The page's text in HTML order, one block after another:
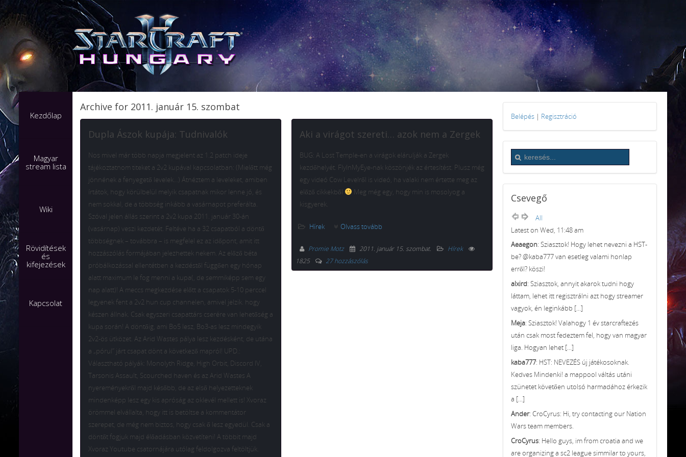
Kezdőlap
Magyar
stream lista
Wiki
Rövidítések
és
kifejezések
Kapcsolat
Archive for 2011. január 15. szombat
Dupla Ászok kupája: Tudnivalók
Nos mivel már több napja megjelent az 1.2 patch ideje
tájékoztatnom titeket a 2v2 kupával kapcsolatban: (Mielőtt még
jönnének a fenyegető levelek…) Átnéztem a leveleket, amiben
írtátok, hogy körülbelül melyik csapatnak mikor lenne jó, és
nem sokkal, de a többség inkább a vasárnapot preferálta.
Szóval jelen állás szerint a 2v2 kupa 2011. január 30-án
(vasárnap) veszi kezdetét. Feltéve ha a 32 csapatból a döntő
többségnek – továbbra – is megfelel ez az időpont, amit itt
hozzászólás formájában jelezhettek nekem. Az előző béta
próbálkozással ellentétben a kezdéstől függően egy hónap
alatt maximum le fog menni a kupa(, de semmiképp sem egy
nap alatt)! A meccs megkezdése előtt a csapatok 5-10 perccel
legyenek fent a 2v2 hun cup channelen, amivel jelzik. hogy
készen állnak. Csak egyszeri csapattárs cserére van lehetőség a
kupa során! A döntőig, ami Bo5 lesz, Bo3-as lesz mindegyik
2v2-ös ütközet. Az Arid Wastes pálya lesz kezdésként, de utána
a „pórul” járt csapat dönt a következő mapról! UPD.:
Választható pályák: Monolyth Ridge, High Orbit, Discord IV,
Tarsonis Assault, Scourched haven és az Arid Wastes A
nyereményekről majd később, de az első helyezetteknek
mindenképp lesz egy kis apróság az oklevél mellett is! Xvoraz
örömmel elvállalta, hogy itt is betöltse a kommentátor
szerepet, de még nem biztos, hogy csak ő lesz egyedül. Csak a
döntőt fogjuk majd élőadásban közvetíteni! A többit majd
Xvoraz Youtube csatornájára utólag feldolgozva feltöltjük.
Aki a virágot szereti… azok nem a Zergek
BUG: A Lost Temple-en a virágok elárulják a Zergek
kezdőhelyét. FlyInMyEye-nak köszönjék az értesítést. Plusz még
egy videó Cow Levelről is videó, ha valaki nem értette meg az
előző cikkekből
Meg még egy, hogy min is mosolyog a
kisgyerek.
Hírek Olvass tovább
Promie Motz 2011. január 15. szombat.
Hírek
1825
27 hozzászólás
Belépés | Regisztráció
Csevegő
All
Latest on Wed, 11:48 am
Aeaegon: Sziasztok! Hogy lehet nevezni a HST-
be? @kaba777 van esetleg valami honlap
erről? köszi!
alxird: Sziasztok, annyit akarok tudni hogy
láttam, lehet itt regisztrálni azt hogy streamer
vagyok, én leginkább [...]
Meja: Sziasztok! Valahogy 1 év starcraftezés
után csak most fedeztem fel, hogy van magyar
liga. Hogyan lehet [...]
kaba777: HST: NEVEZÉS új játékosoknak.
Kedves Mindenki! a mappool váltás utáni
szünetet követően utolsó harmadához érkezik
a [...]
Ander: CroCyrus: Hi, try contacting our Nation
Wars team members.
CroCyrus: Hello guys, im from croatia and we
are organizing a sc2 league simmilar to yours,